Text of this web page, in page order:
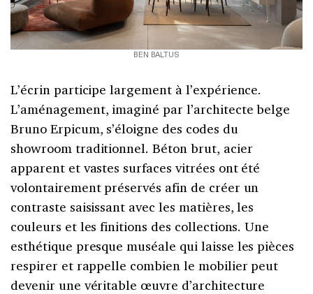
BEN BALTUS
L’écrin participe largement à l’expérience.
L’aménagement, imaginé par l’architecte belge
Bruno Erpicum, s’éloigne des codes du
showroom traditionnel. Béton brut, acier
apparent et vastes surfaces vitrées ont été
volontairement préservés afin de créer un
contraste saisissant avec les matières, les
couleurs et les finitions des collections. Une
esthétique presque muséale qui laisse les pièces
respirer et rappelle combien le mobilier peut
devenir une véritable œuvre d’architecture